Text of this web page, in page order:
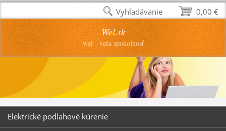
Wel.sk
wel - vaša spokojnosť
Elektrické podlahové kúrenie
0,00 €
Vyhľadávanie